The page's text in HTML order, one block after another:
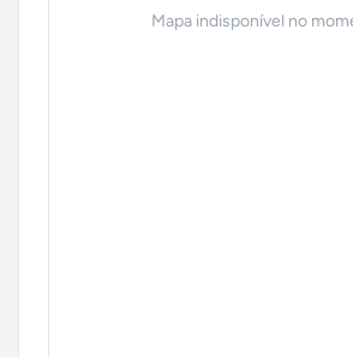
Mapa indisponível no